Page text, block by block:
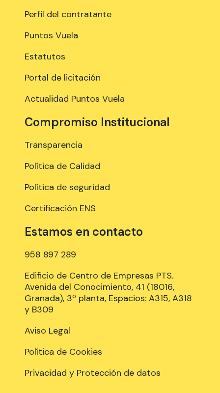
Perfil del contratante
Puntos Vuela
Estatutos
Portal de licitación
Actualidad Puntos Vuela
Compromiso Institucional
Transparencia
Política de Calidad
Política de seguridad
Certificación ENS
Estamos en contacto
958 897 289
Edificio de Centro de Empresas PTS.
Avenida del Conocimiento, 41 (18016,
Granada), 3º planta, Espacios: A315, A318
y B309
Aviso Legal
Política de Cookies
Privacidad y Protección de datos